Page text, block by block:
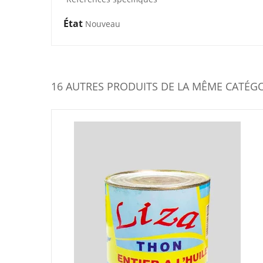
État Nouveau
16 AUTRES PRODUITS DE LA MÊME